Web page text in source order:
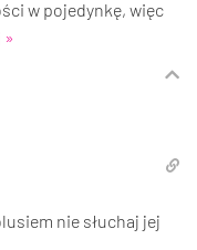
w pojedynkę, więc
nie słuchaj jej